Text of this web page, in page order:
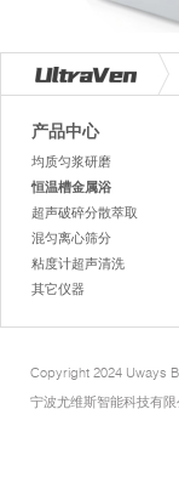
产品中心
均质匀浆研磨
恒温槽金属浴
超声破碎分散萃取
混匀离心筛分
粘度计超声清洗
其它仪器
Copyright 2024 Uways
宁波尤维斯智能科技有限